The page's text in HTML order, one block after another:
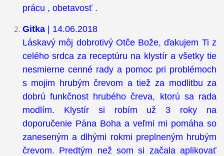
prácu , obetavosť .
Gitka| 14.06.2018
Láskavý môj dobrotivý Otče Bože, ďakujem Ti z
celého srdca za receptúru na klystír a všetky tie
nesmierne cenné rady a pomoc pri problémoch
s mojim hrubým črevom a tiež za modlitbu za
dobrú funkčnost hrubého čreva, ktorú sa rada
modlím. Klystír si robím už 3 roky na
doporučenie Pána Boha a veľmi mi pomáha so
zaneseným a dlhými rokmi preplneným hrubým
črevom. Predtým než som si začala aplikovať